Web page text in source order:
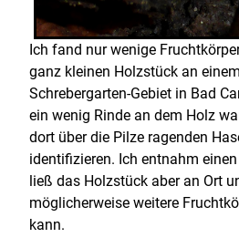
Ich fand nur wenige
ganz kleinen Holzstück an
Schrebergarten-Gebiet in Bad
ein wenig Rinde an dem Holz
dort über die Pilze ragenden
identifizieren. Ich entnahm
ließ das Holzstück aber an Ort
möglicherweise weitere
kann.